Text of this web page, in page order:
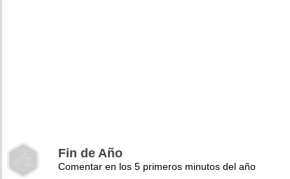
Fin de Año
Comentar en los 5 primeros minutos del año